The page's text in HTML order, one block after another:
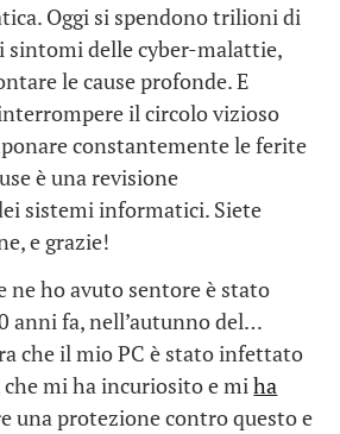
Oggi si spendono trilioni di
sintomi delle cyber-malattie,
le cause profonde. E
il circolo vizioso
constantemente le ferite
è una revisione
sistemi informatici. Siete
e grazie!
ne ho avuto sentore è stato
anni fa, nell’autunno del…
che il mio PC è stato infettato
che mi ha incuriosito e miha
una protezione contro questo e